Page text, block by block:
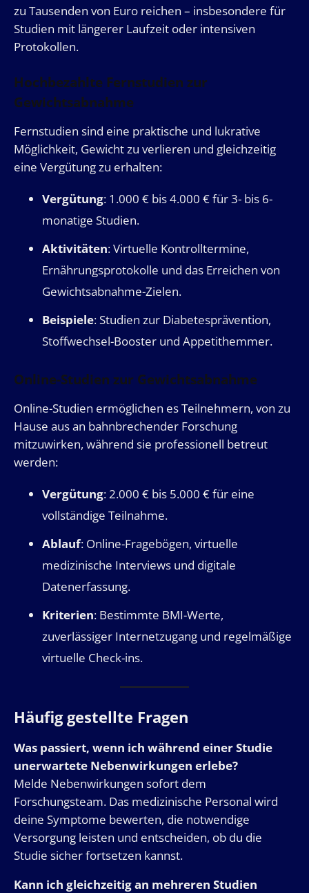
zu Tausenden von Euro reichen – insbesondere für
Studien mit längerer Laufzeit oder intensiven
Protokollen.
Hochbezahlte Fernstudien zur
Gewichtsabnahme
Fernstudien sind eine praktische und lukrative
Möglichkeit, Gewicht zu verlieren und gleichzeitig
eine Vergütung zu erhalten:
Vergütung: 1.000 € bis 4.000 € für 3- bis 6-
monatige Studien.
Aktivitäten: Virtuelle Kontrolltermine,
Ernährungsprotokolle und das Erreichen von
Gewichtsabnahme-Zielen.
Beispiele: Studien zur Diabetesprävention,
Stoffwechsel-Booster und Appetithemmer.
Online-Studien zur Gewichtsabnahme
Online-Studien ermöglichen es Teilnehmern, von zu
Hause aus an bahnbrechender Forschung
mitzuwirken, während sie professionell betreut
werden:
Vergütung: 2.000 € bis 5.000 € für eine
vollständige Teilnahme.
Ablauf: Online-Fragebögen, virtuelle
medizinische Interviews und digitale
Datenerfassung.
Kriterien: Bestimmte BMI-Werte,
zuverlässiger Internetzugang und regelmäßige
virtuelle Check-ins.
Häufig gestellte Fragen
Was passiert, wenn ich während einer Studie
unerwartete Nebenwirkungen erlebe?
Melde Nebenwirkungen sofort dem
Forschungsteam. Das medizinische Personal wird
deine Symptome bewerten, die notwendige
Versorgung leisten und entscheiden, ob du die
Studie sicher fortsetzen kannst.
Kann ich gleichzeitig an mehreren Studien